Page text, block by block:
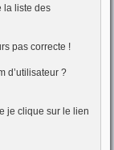
la liste des
pas correcte !
d’utilisateur ?
je clique sur le lien